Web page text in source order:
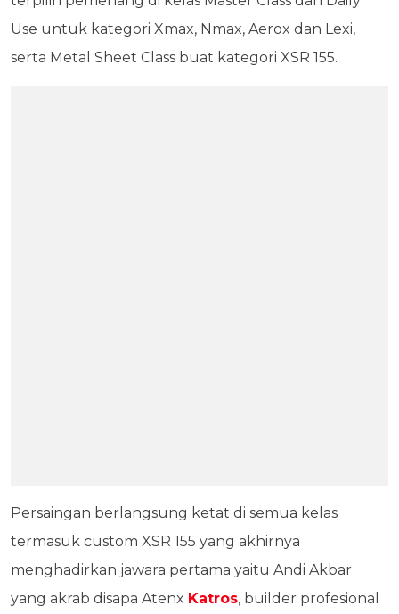
Use untuk kategori Xmax, Nmax, Aerox dan Lexi,
serta Metal Sheet Class buat kategori XSR 155.
Persaingan berlangsung ketat di semua kelas
termasuk custom XSR 155 yang akhirnya
menghadirkan jawara pertama yaitu Andi Akbar
yang akrab disapa Atenx Katros, builder profesional